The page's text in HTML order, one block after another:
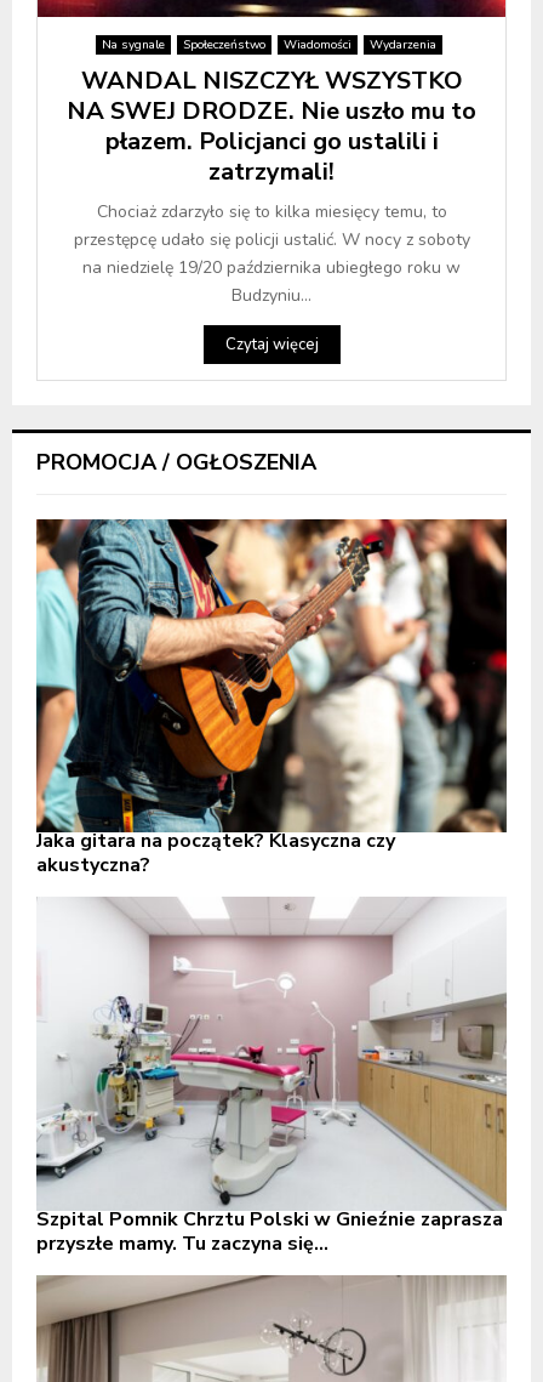
Na sygnale Społeczeństwo Wiadomości Wydarzenia
WANDAL NISZCZYŁ WSZYSTKO
NA SWEJ DRODZE. Nie uszło mu to
płazem. Policjanci go ustalili i
zatrzymali!
Chociaż zdarzyło się to kilka miesięcy temu, to
przestępcę udało się policji ustalić. W nocy z soboty
na niedzielę 19/20 października ubiegłego roku w
Budzyniu...
Czytaj więcej
PROMOCJA / OGŁOSZENIA
Jaka gitara na początek? Klasyczna czy
akustyczna?
Szpital Pomnik Chrztu Polski w Gnieźnie zaprasza
przyszłe mamy. Tu zaczyna się...